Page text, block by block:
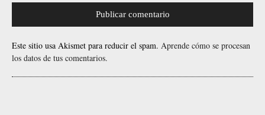
Este sitio usa Akismet para reducir el spam. Aprende cómo se procesan
los datos de tus comentarios.